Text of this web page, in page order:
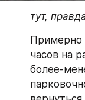
тут,
Примерно
часов на
более-